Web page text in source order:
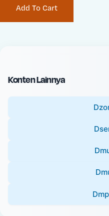
i
n
a
c
e
Add To Cart
Konten Lainnya